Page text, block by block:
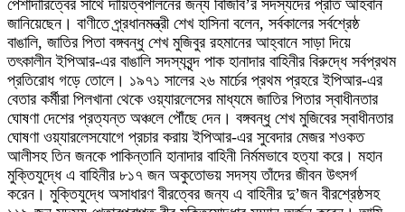
পেশাদারিত্বের সাথে দায়িত্বপালনের জন্য বিজিবি’র সদস্যদের প্রতি আহবান
জানিয়েছেন। বাণীতে প্র্রধানমন্ত্রী শেখ হাসিনা বলেন, সর্বকালের সর্বশ্রেষ্ঠ
বাঙালি, জাতির পিতা বঙ্গবন্ধু শেখ মুজিবুর রহমানের আহ্বানে সাড়া দিয়ে
তৎকালীন ইপিআর-এর বাঙালি সদস্যবৃন্দ পাক হানাদার বাহিনীর বিরুদ্ধে সর্বপ্রথম
প্রতিরোধ গড়ে তোলে। ১৯৭১ সালের ২৬ মার্চের প্রথম প্রহরে ইপিআর-এর
বেতার কর্মীরা পিলখানা থেকে ওয়্যারলেসের মাধ্যমে জাতির পিতার স্বাধীনতার
ঘোষণা দেশের প্রত্যন্ত অঞ্চলে পৌঁছে দেন। বঙ্গবন্ধু শেখ মুজিবের স্বাধীনতার
ঘোষণা ওয়্যারলেসযোগে প্রচার করায় ইপিআর-এর সুবেদার মেজর শওকত
আলীসহ তিন জনকে পাকিন্তানি হানাদার বাহিনী নির্মমভাবে হত্যা করে। মহান
মুক্তিযুদ্ধে এ বাহিনীর ৮১৭ জন অকুতোভয় সদস্য তাঁদের জীবন উৎসর্গ
করেন। মুক্তিযুদ্ধে অসাধারণ বীরত্বের জন্য এ বাহিনীর দু’জন বীরশ্রেষ্ঠসহ